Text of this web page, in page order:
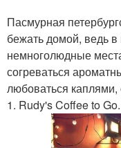
Пасмурная
бежать домой, ведь
немноголюдные
согреваться
любоваться
1. Rudy's Coffee to Go.